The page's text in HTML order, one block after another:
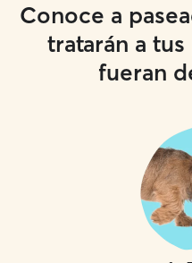
Conoce a
tratarán a
fueran